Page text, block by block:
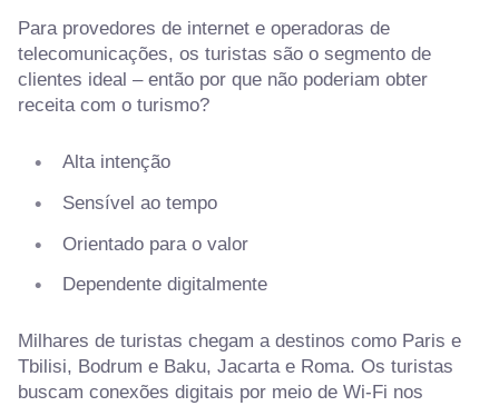
Para provedores de internet e operadoras de
telecomunicações, os turistas são o segmento de
clientes ideal – então por que não poderiam obter
receita com o turismo?
Alta intenção
Sensível ao tempo
Orientado para o valor
Dependente digitalmente
Milhares de turistas chegam a destinos como Paris e
Tbilisi, Bodrum e Baku, Jacarta e Roma. Os turistas
buscam conexões digitais por meio de Wi-Fi nos